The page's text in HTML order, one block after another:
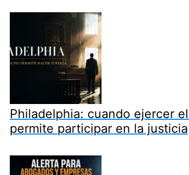
Philadelphia: cuando ejercer
permite participar en la justicia